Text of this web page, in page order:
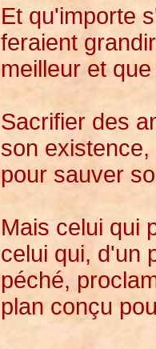
Et qu'importe
feraient
meilleur et
Sacrifier des
son
pour sauver
Mais celui qui
celui qui, d'un
péché,
plan conçu